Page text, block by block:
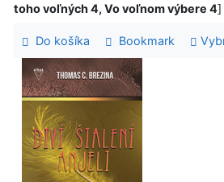
toho voľných 4, Vo voľnom výbere 4]
Do košíka Bookmark